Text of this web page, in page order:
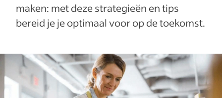
maken: met deze strategieën en tips
bereid je je optimaal voor op de toekomst.